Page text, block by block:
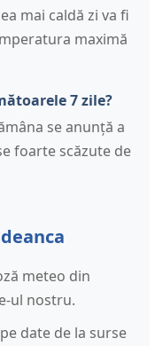
mai caldă zi va fi
maximă
7 zile?
se anunță a
foarte scăzute de
meteo din
ul nostru.
date de la surse